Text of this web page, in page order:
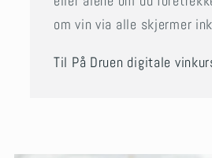
om vin via alle skjermer
Til På Druen digitale